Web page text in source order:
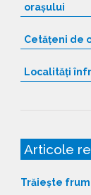
orașului
Cetățeni de
Localități
Articole
Trăiește